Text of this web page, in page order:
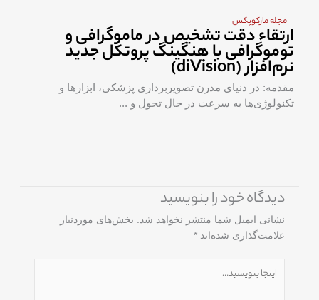
مجله مارکوپکس
ارتقاء دقت تشخیص در ماموگرافی و
توموگرافی با هنگینگ پروتکل جدید
نرم‌افزار (diVision)
مقدمه: در دنیای مدرن تصویربرداری پزشکی، ابزارها و
تکنولوژی‌ها به سرعت در حال تحول و ...
دیدگاه‌ خود را بنویسید
نشانی ایمیل شما منتشر نخواهد شد. بخش‌های موردنیاز
علامت‌گذاری شده‌اند*
بنویسید…